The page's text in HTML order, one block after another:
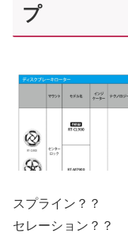
プ
スプライン？？
セレーション？？